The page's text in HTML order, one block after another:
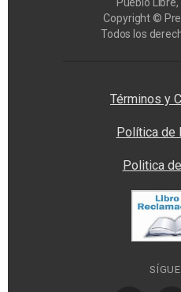
Pueblo
Copyright ©
Todos los
Términos y
Política de
Politica